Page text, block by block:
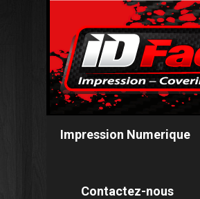
Impression Numerique
Contactez-nous